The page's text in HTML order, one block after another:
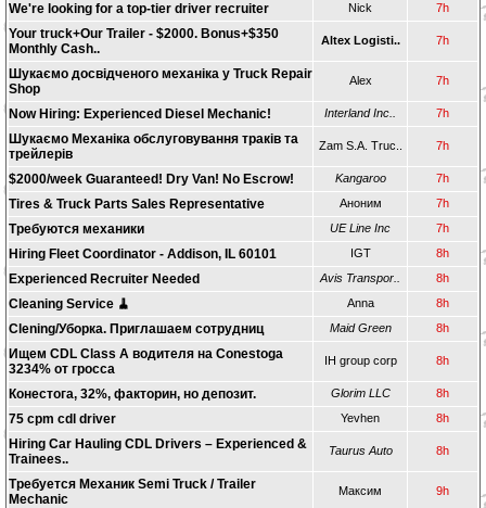
We're looking for a top-tier driver recruiter Nick 7h
Your truck+Our Trailer - $2000. Bonus+$350
Monthly Cash..
Altex Logisti.. 7h
Шукаємо досвідченого механіка у Truck Repair
Shop
Alex 7h
Now Hiring: Experienced Diesel Mechanic! Interland Inc.. 7h
Шукаємо Механіка обслуговування траків та
трейлерів
Zam S.A. Truc.. 7h
$2000/week Guaranteed! Dry Van! No Escrow! Kangaroo 7h
Tires & Truck Parts Sales Representative Аноним 7h
Требуются механики UE Line Inc 7h
Hiring Fleet Coordinator - Addison, IL 60101 IGT 8h
Experienced Recruiter Needed Avis Transpor.. 8h
Cleaning Service 🧹 Anna 8h
Clening/Уборка. Приглашаем сотрудниц Maid Green 8h
Ищем CDL Class A водителя на Conestoga
3234% от гросса
IH group corp 8h
Конестога, 32%, факторин, но депозит. Glorim LLC 8h
75 cpm cdl driver Yevhen 8h
Hiring Car Hauling CDL Drivers – Experienced &
Trainees..
Taurus Auto 8h
Требуется Механик Semi Truck / Trailer
Mechanic
Максим 9h